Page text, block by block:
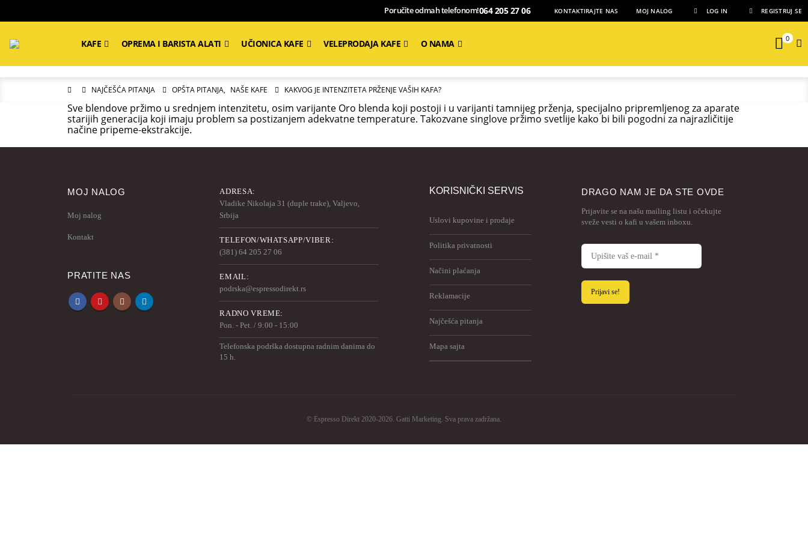
Poručite odmah telefonom!064 205 27 06 KONTAKTIRAJTE NAS MOJ NALOG LOG IN REGISTRUJ SE
KAFE OPREMA I BARISTA ALATI UČIONICA KAFE VELEPRODAJA KAFE O NAMA 0
NAJČEŠĆA PITANJA OPŠTA PITANJA, NAŠE KAFE KAKVOG JE INTENZITETA PRŽENJE VAŠIH KAFA?
Sve blendove pržimo u srednjem intenzitetu, osim varijante Oro blenda koji postoji i u varijanti tamnijeg prženja, specijalno pripremljenog za aparate
starijih generacija koji imaju problem sa postizanjem adekvatne temperature. Takozvane singlove pržimo svetlije kako bi bili pogodni za najrazličitije
načine pripeme-ekstrakcije.
MOJ NALOG
Moj nalog
Kontakt
PRATITE NAS
ADRESA:
Vladike Nikolaja 31 (duple trake), Valjevo,
Srbija
TELEFON/WHATSAPP/VIBER:
(381) 64 205 27 06
EMAIL:
podrska@espressodirekt.rs
RADNO VREME:
Pon. - Pet. / 9:00 - 15:00
Telefonska podrška dostupna radnim danima do
15 h.
KORISNIČKI SERVIS
Uslovi kupovine i prodaje
Politika privatnosti
Načini plaćanja
Reklamacije
Najčešća pitanja
Mapa sajta
DRAGO NAM JE DA STE OVDE
Prijavite se na našu mailing listu i očekujte
sveže vesti o kafi u vašem inboxu.
© Espresso Direkt 2020-2026. Gatti Marketing. Sva prava zadržana.